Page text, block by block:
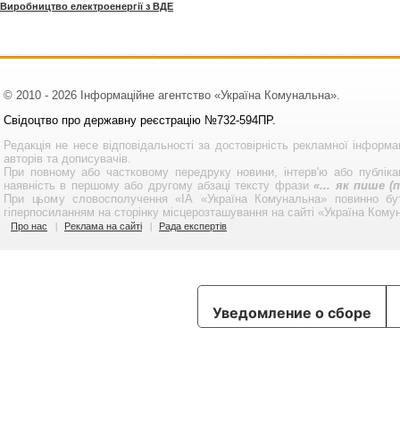
Виробництво електроенергії з ВДЕ
© 2010 - 2026 Інформаційне агентство «Україна Комунальна».
Свідоцтво про державну реєстрацію №732-594ПР.
Редакція не несе відповідальності за достовірність рекламної
авторів та дописувачів.
При повному або частковому передруку новини, інтерв'ю або
наявність в першому або другому абзаці тексту фрази«... як пише
При цьому словосполучення «ІА «Україна Комунальна» повинно
гіперпосиланням на сторінку місцерозташування на сайті «Україна
Про нас Реклама на сайті Рада експертів
Уведомление о сборе